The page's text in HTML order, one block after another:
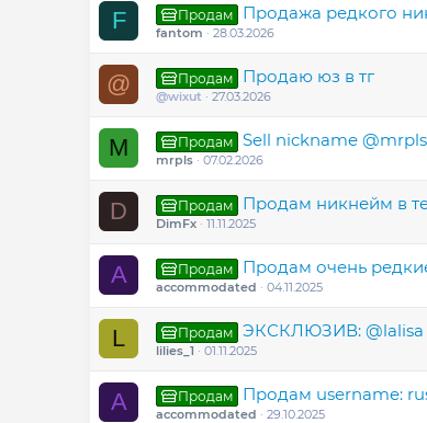
F Продам Продажа редкого
fantom 28.03.2026
@ Продам Продаю юз в тг
@wixut 27.03.2026
M Продам Sell nickname @mrpls
mrpls 07.02.2026
D Продам Продам никнейм в
DimFx 11.11.2025
A Продам Продам очень
accommodated 04.11.2025
L Продам ЭКСКЛЮЗИВ:
lilies_1 01.11.2025
A Продам Продам username:
accommodated 29.10.2025